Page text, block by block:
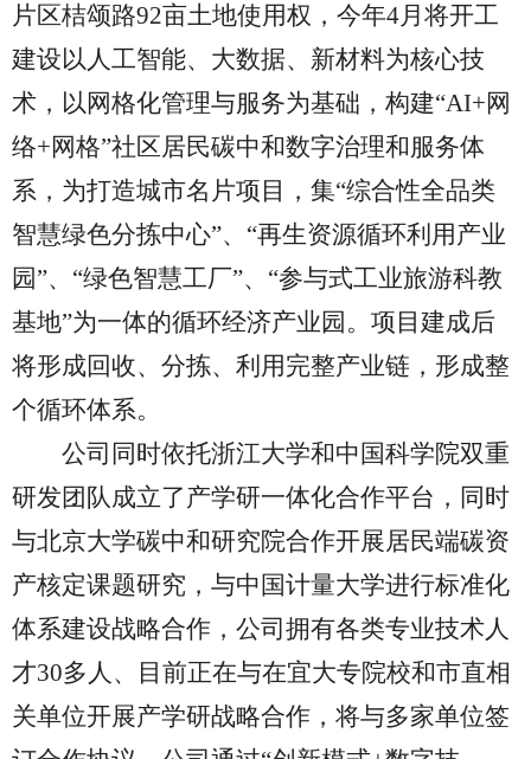
片区桔颂路92亩土地使用权，今年4月将开工
建设以人工智能、大数据、新材料为核心技
术，以网格化管理与服务为基础，构建“AI+网
络+网格”社区居民碳中和数字治理和服务体
系，为打造城市名片项目，集“综合性全品类
智慧绿色分拣中心”、“再生资源循环利用产业
园”、“绿色智慧工厂”、“参与式工业旅游科教
基地”为一体的循环经济产业园。项目建成后
将形成回收、分拣、利用完整产业链，形成整
个循环体系。
公司同时依托浙江大学和中国科学院双重
研发团队成立了产学研一体化合作平台，同时
与北京大学碳中和研究院合作开展居民端碳资
产核定课题研究，与中国计量大学进行标准化
体系建设战略合作，公司拥有各类专业技术人
才30多人、目前正在与在宜大专院校和市直相
关单位开展产学研战略合作，将与多家单位签